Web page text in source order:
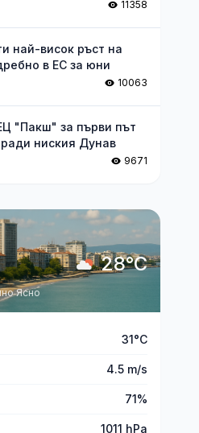
11358
най-висок ръст на
в ЕС за юни
10063
"Пакш" за първи път
ниския Дунав
9671
28°C
Ясно
31°C
4.5 m/s
71%
1011 hPa